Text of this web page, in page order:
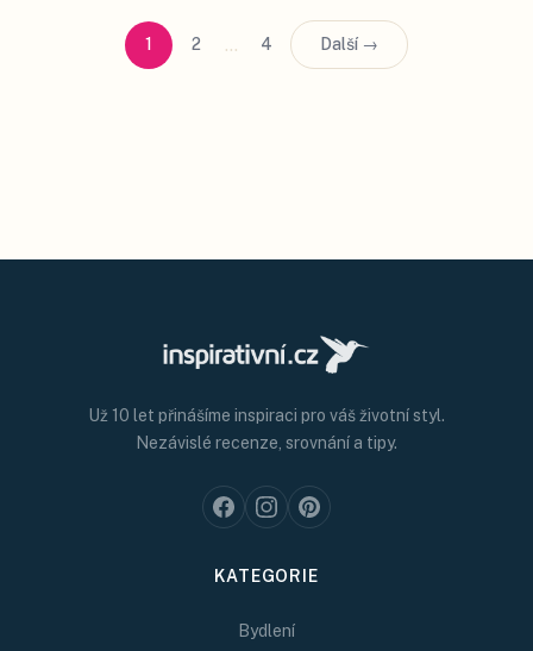
1 2 … 4 Další →
Už 10 let přinášíme inspiraci pro váš životní styl.
Nezávislé recenze, srovnání a tipy.
KATEGORIE
Bydlení